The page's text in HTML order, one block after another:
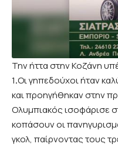
Την ήττα στην Κοζάνη
1.Οι γηπεδούχοι ήταν
και προηγήθηκαν στην
Ολυμπιακός ισοφάρισε
κοπάσουν οι
γκολ, παίρνοντας τους